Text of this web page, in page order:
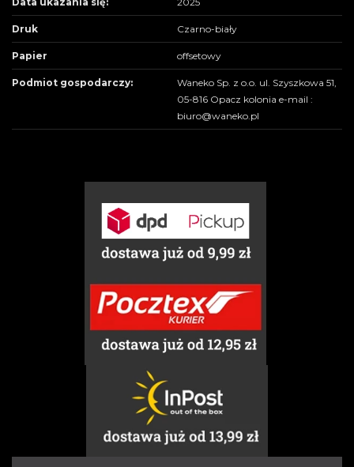
Druk Czarno-biały
Papier offsetowy
Podmiot gospodarczy:
Waneko Sp. z o.o. ul. Szyszkowa 51,
05-816 Opacz kolonia e-mail :
biuro@waneko.pl